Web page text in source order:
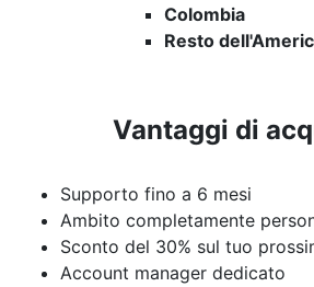
Colombia
Resto
Vantaggi di
Supporto fino a 6 mesi
Ambito completamente
Sconto del 30% sul tuo
Account manager dedicato